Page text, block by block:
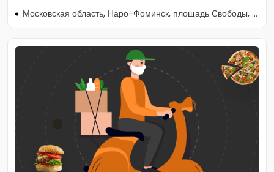
Московская область, Наро-Фоминск, площадь Свободы, 2к5/7